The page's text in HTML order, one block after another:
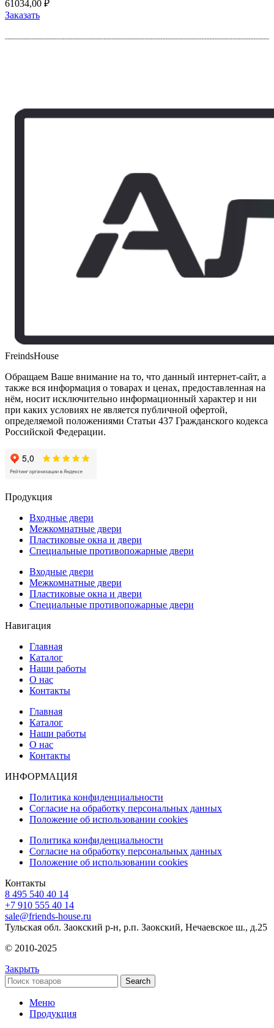
61034,00 ₽
Заказать
FreindsHouse
Обращаем Ваше внимание на то, что данный интернет-сайт, а
также вся информация о товарах и ценах, предоставленная на
нём, носит исключительно информационный характер и ни
при каких условиях не является публичной офертой,
определяемой положениями Статьи 437 Гражданского кодекса
Российской Федерации.
Продукция
Входные двери
Межкомнатные двери
Пластиковые окна и двери
Специальные противопожарные двери
Входные двери
Межкомнатные двери
Пластиковые окна и двери
Специальные противопожарные двери
Навигация
Главная
Каталог
Наши работы
О нас
Контакты
Главная
Каталог
Наши работы
О нас
Контакты
ИНФОРМАЦИЯ
Политика конфиденциальности
Согласие на обработку персональных данных
Положение об использовании cookies
Политика конфиденциальности
Согласие на обработку персональных данных
Положение об использовании cookies
Контакты
8 495 540 40 14
+7 910 555 40 14
sale@friends-house.ru
Тульская обл. Заокский р-н, р.п. Заокский, Нечаевское ш., д.25
© 2010-2025
Закрыть
Search
Меню
Продукция